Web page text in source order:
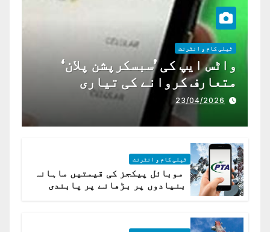
ٹیلی کام و انٹرنٹ
واٹس ایپ کی ’سبسکرپشن پلان‘
متعارف کروانے کی تیاری
23/04/2026
ٹیلی کام و انٹرنٹ
موبائل پیکجز کی قیمتیں ماہانہ
بنیادوں پر بڑھانے پر پابندی